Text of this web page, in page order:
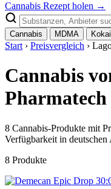
Cannabis Rezept holen →
Cannabis
MDMA
Start › Preisvergleich ›
Cannabis
Pharmatech
8 Cannabis-Produkte mit
Verfügbarkeit in deutschen
8 Produkte